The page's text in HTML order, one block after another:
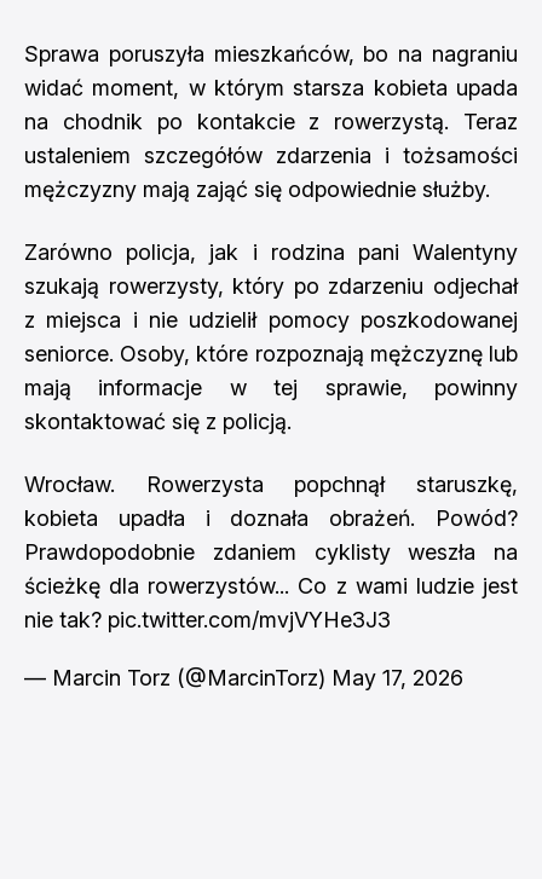
Sprawa poruszyła mieszkańców, bo na nagraniu
widać moment, w którym starsza kobieta upada
na chodnik po kontakcie z rowerzystą. Teraz
ustaleniem szczegółów zdarzenia i tożsamości
mężczyzny mają zająć się odpowiednie służby.
Zarówno policja, jak i rodzina pani Walentyny
szukają rowerzysty, który po zdarzeniu odjechał
z miejsca i nie udzielił pomocy poszkodowanej
seniorce. Osoby, które rozpoznają mężczyznę lub
mają informacje w tej sprawie, powinny
skontaktować się z policją.
Wrocław. Rowerzysta popchnął staruszkę,
kobieta upadła i doznała obrażeń. Powód?
Prawdopodobnie zdaniem cyklisty weszła na
ścieżkę dla rowerzystów... Co z wami ludzie jest
nie tak? pic.twitter.com/mvjVYHe3J3
— Marcin Torz (@MarcinTorz) May 17, 2026